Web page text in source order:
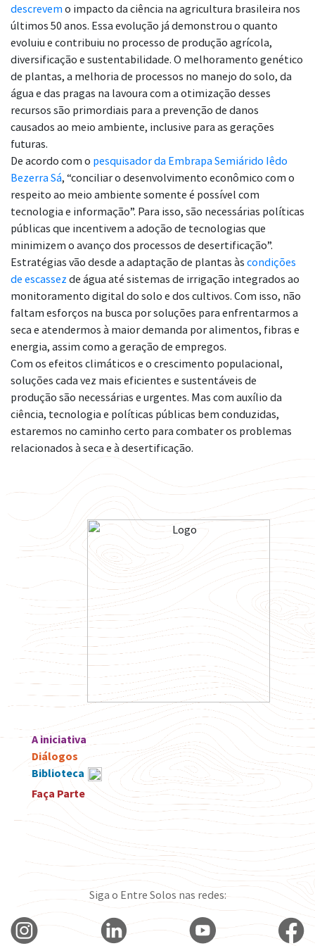
descrevem o impacto da ciência na agricultura brasileira nos
últimos 50 anos. Essa evolução já demonstrou o quanto
evoluiu e contribuiu no processo de produção agrícola,
diversificação e sustentabilidade. O melhoramento genético
de plantas, a melhoria de processos no manejo do solo, da
água e das pragas na lavoura com a otimização desses
recursos são primordiais para a prevenção de danos
causados ao meio ambiente, inclusive para as gerações
futuras.
De acordo com o pesquisador da Embrapa Semiárido Iêdo
Bezerra Sá, “conciliar o desenvolvimento econômico com o
respeito ao meio ambiente somente é possível com
tecnologia e informação”. Para isso, são necessárias políticas
públicas que incentivem a adoção de tecnologias que
minimizem o avanço dos processos de desertificação”.
Estratégias vão desde a adaptação de plantas às condições
de escassez de água até sistemas de irrigação integrados ao
monitoramento digital do solo e dos cultivos. Com isso, não
faltam esforços na busca por soluções para enfrentarmos a
seca e atendermos à maior demanda por alimentos, fibras e
energia, assim como a geração de empregos.
Com os efeitos climáticos e o crescimento populacional,
soluções cada vez mais eficientes e sustentáveis de
produção são necessárias e urgentes. Mas com auxílio da
ciência, tecnologia e políticas públicas bem conduzidas,
estaremos no caminho certo para combater os problemas
relacionados à seca e à desertificação.
A iniciativa
Diálogos
Biblioteca
Faça Parte
Siga o Entre Solos nas redes: